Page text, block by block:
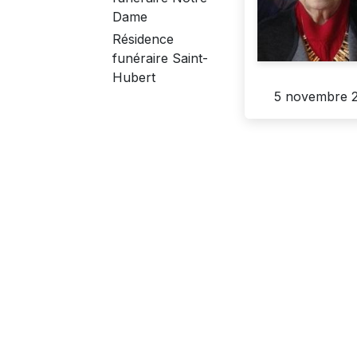
Dame
Résidence
funéraire Saint-
Hubert
5 novembre